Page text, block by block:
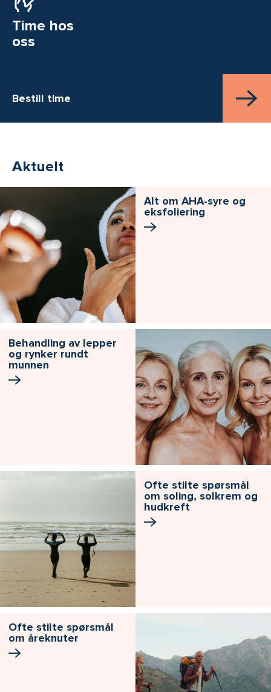
Time hos
oss
Bestill time
Aktuelt
Alt om AHA-syre og
eksfoliering
Behandling av lepper
og rynker rundt
munnen
Ofte stilte spørsmål
om soling, solkrem og
hudkreft
Ofte stilte spørsmål
om åreknuter